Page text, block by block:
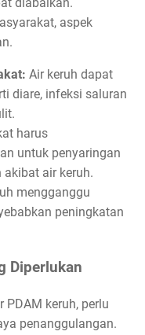
aspek
Air keruh dapat
diare, infeksi saluran
harus
untuk penyaringan
akibat air keruh.
mengganggu
peningkatan
Diperlukan
keruh, perlu
penanggulangan.